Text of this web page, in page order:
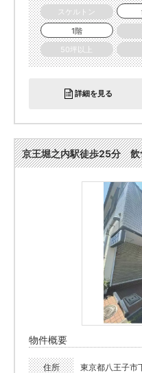
スケルトン
1階
50坪以上
詳細を見る
京王堀之内駅徒歩25分
物件概要
住所 東京都八王子市